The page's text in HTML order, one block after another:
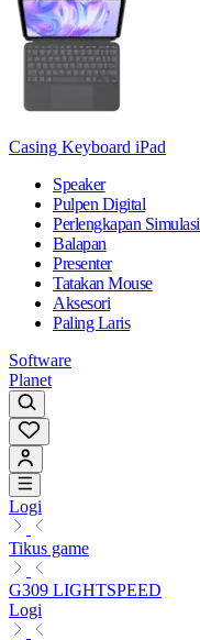
Casing Keyboard iPad
Speaker
Pulpen Digital
Perlengkapan Simulasi
Balapan
Presenter
Tatakan Mouse
Aksesori
Paling Laris
Software
Planet
Logi
Tikus game
G309 LIGHTSPEED
Logi